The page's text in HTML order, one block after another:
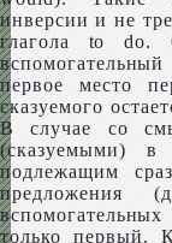
инверсии и не
глагола to do.
первое место
сказуемого
В случае со
(сказуемыми)
подлежащим
предложения
только первый.